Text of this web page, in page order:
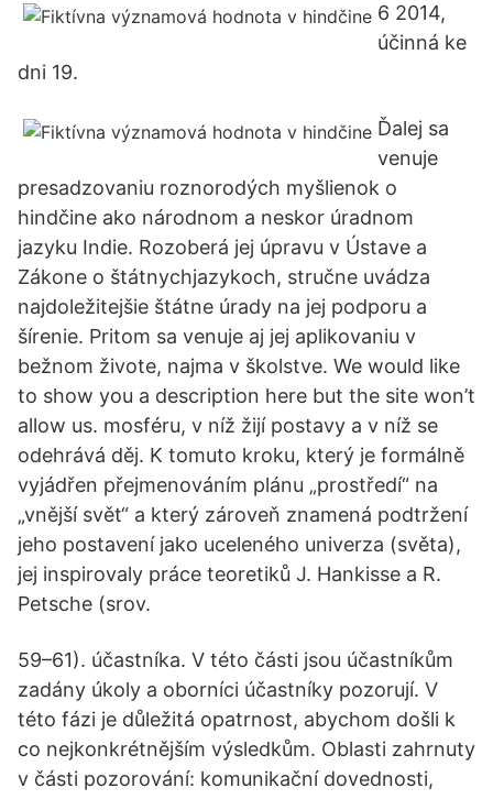
6 2014,
účinná ke
dni 19.
Ďalej sa
venuje
presadzovaniu roznorodých myšlienok o
hindčine ako národnom a neskor úradnom
jazyku Indie. Rozoberá jej úpravu v Ústave a
Zákone o štátnychjazykoch, stručne uvádza
najdoležitejšie štátne úrady na jej podporu a
šírenie. Pritom sa venuje aj jej aplikovaniu v
bežnom živote, najma v školstve. We would like
to show you a description here but the site won’t
allow us. mosféru, v níž žijí postavy a v níž se
odehrává děj. K tomuto kroku, který je formálně
vyjádřen přejmenováním plánu „prostředí“ na
„vnější svět“ a který zároveň znamená podtržení
jeho postavení jako uceleného univerza (světa),
jej inspirovaly práce teoretiků J. Hankisse a R.
Petsche (srov.
59–61). účastníka. V této části jsou účastníkům
zadány úkoly a oborníci účastníky pozorují. V
této fázi je důležitá opatrnost, abychom došli k
co nejkonkrétnějším výsledkům. Oblasti zahrnuty
v části pozorování: komunikační dovednosti,